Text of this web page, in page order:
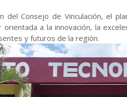
del Consejo de Vinculación, el
orientada a la innovación, la
y futuros de la región.